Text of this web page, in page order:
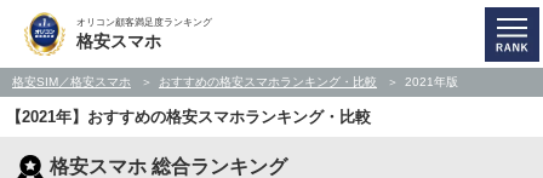
オリコン顧客満足度ランキング
格安スマホ
格安SIM／格安スマホ おすすめの格安スマホランキング・比較 2021年版
【2021年】おすすめの格安スマホランキング・比較
格安スマホ 総合ランキング